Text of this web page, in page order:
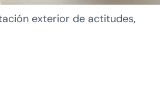
exterior de actitudes,